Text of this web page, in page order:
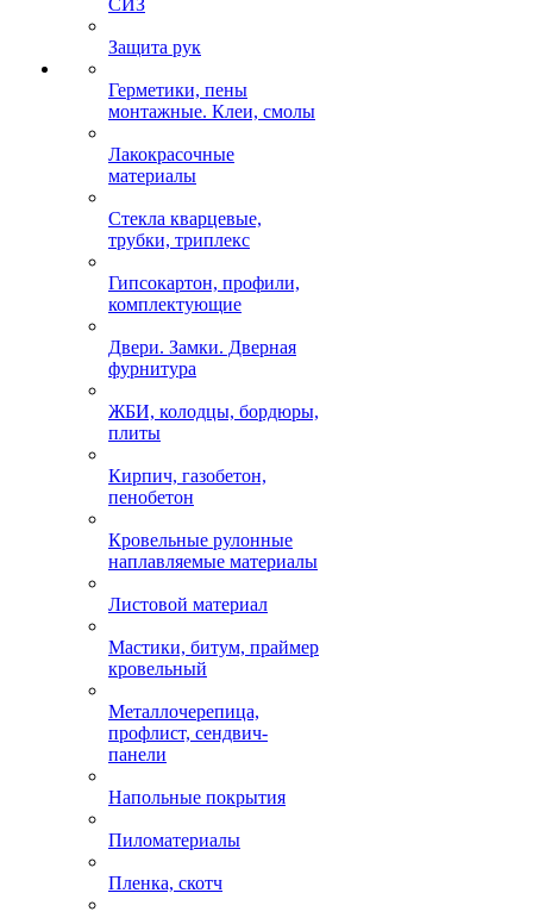
СИЗ
Защита рук
Герметики, пены
монтажные. Клеи, смолы
Лакокрасочные
материалы
Стекла кварцевые,
трубки, триплекс
Гипсокартон, профили,
комплектующие
Двери. Замки. Дверная
фурнитура
ЖБИ, колодцы, бордюры,
плиты
Кирпич, газобетон,
пенобетон
Кровельные рулонные
наплавляемые материалы
Листовой материал
Мастики, битум, праймер
кровельный
Металлочерепица,
профлист, сендвич-
панели
Напольные покрытия
Пиломатериалы
Пленка, скотч